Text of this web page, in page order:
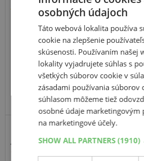
Hankook
RA33 Dynapro
295 45 R20
NC0,FR
ZOSÍLENÁ
484,62 €
138,00 €
osobných údajoch
Táto webová lokalita používa
cookie na zlepšenie
skúsenosti. Používaním našej
lokality vyjadrujete súhlas s
všetkých súborov cookie v
zásadami používania súborov
súhlasom môžeme tiež
osobné údaje marketingovým
na marketingové účely.
SHOW ALL PARTNERS(1910)